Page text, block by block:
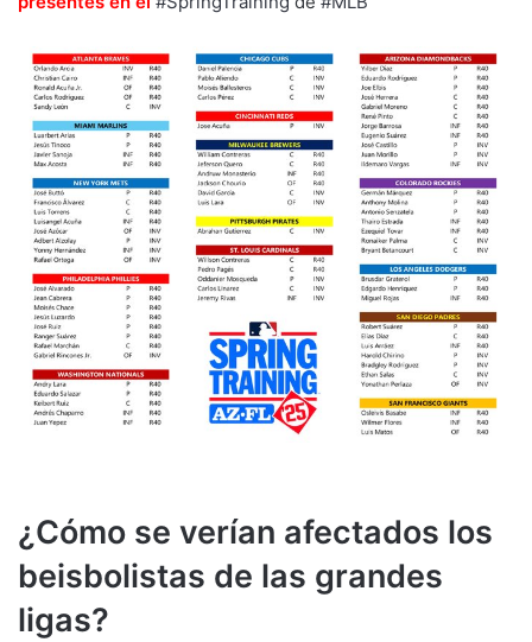
¿Cómo se verían afectados los
beisbolistas de las grandes
ligas?